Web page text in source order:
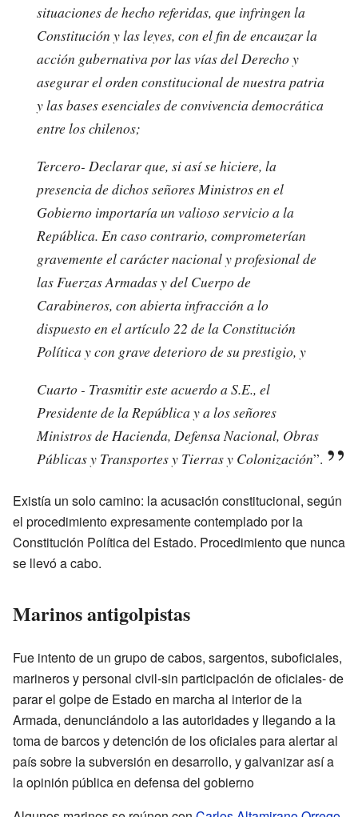
situaciones de hecho referidas, que infringen la
Constitución y las leyes, con el fin de encauzar la
acción gubernativa por las vías del Derecho y
asegurar el orden constitucional de nuestra patria
y las bases esenciales de convivencia democrática
entre los chilenos;
Tercero- Declarar que, si así se hiciere, la
presencia de dichos señores Ministros en el
Gobierno importaría un valioso servicio a la
República. En caso contrario, comprometerían
gravemente el carácter nacional y profesional de
las Fuerzas Armadas y del Cuerpo de
Carabineros, con abierta infracción a lo
dispuesto en el artículo 22 de la Constitución
Política y con grave deterioro de su prestigio, y
Cuarto - Trasmitir este acuerdo a S.E., el
Presidente de la República y a los señores
Ministros de Hacienda, Defensa Nacional, Obras
Públicas y Transportes y Tierras y Colonización”.
Existía un solo camino: la acusación constitucional, según
el procedimiento expresamente contemplado por la
Constitución Política del Estado. Procedimiento que nunca
se llevó a cabo.
Marinos antigolpistas
Fue intento de un grupo de cabos, sargentos, suboficiales,
marineros y personal civil-sin participación de oficiales- de
parar el golpe de Estado en marcha al interior de la
Armada, denunciándolo a las autoridades y llegando a la
toma de barcos y detención de los oficiales para alertar al
país sobre la subversión en desarrollo, y galvanizar así a
la opinión pública en defensa del gobierno